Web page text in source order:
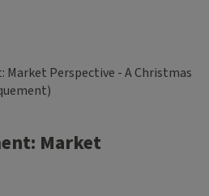
Market Perspective - A Christmas
Market